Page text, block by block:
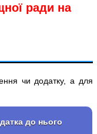
ради на
чи додатку, а для
до нього